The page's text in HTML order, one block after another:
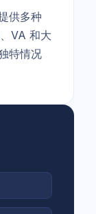
供多种
VA 和大
特情况